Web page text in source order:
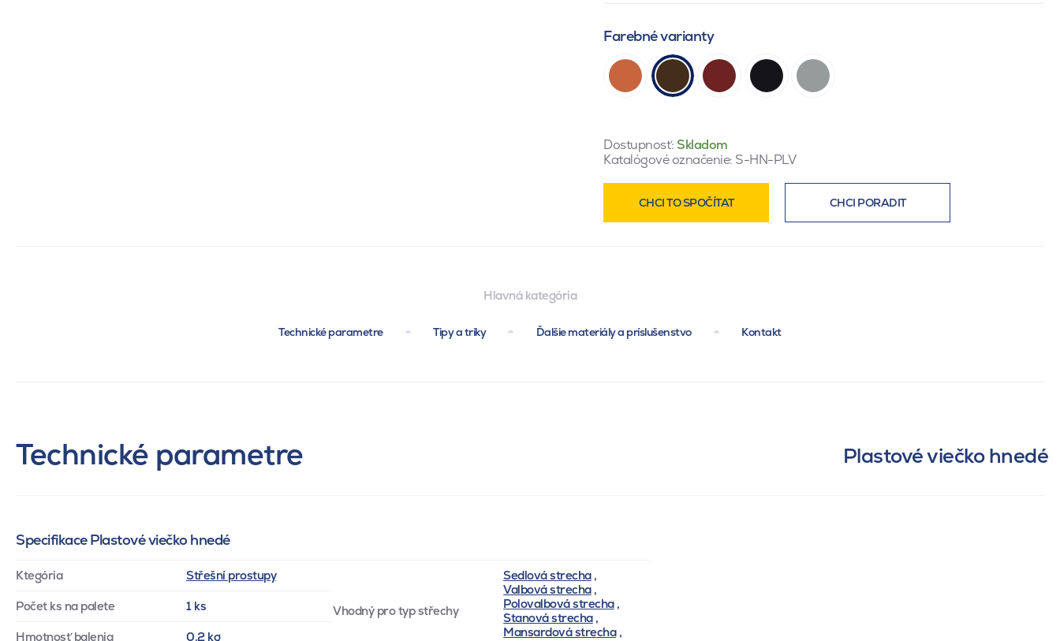
Farebné varianty
Dostupnosť: Skladom
Katalógové označenie: S-HN-PLV
CHCI TO SPOČÍTAT CHCI PORADIT
Hlavná kategória
Technické parametre Tipy a triky Ďalšie materiály a príslušenstvo Kontakt
Technické parametre Plastové viečko hnedé
Specifikace Plastové viečko hnedé
Ktegória Střešní prostupy
Počet ks na palete 1 ks
Hmotnosť balenia 0.2 kg
Vhodný pro typ střechy
Sedlová strecha,
Valbová strecha,
Polovalbová strecha,
Stanová strecha,
Mansardová strecha,